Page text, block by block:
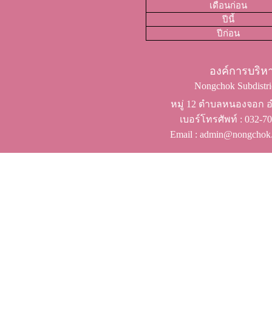
เดือนก่อน
ปีนี้
ปีก่อน
องค์การบริ
Nongchok
หมู่ 12 ตำบลหนองจอก
เบอร์โทรศัพท์ ​: 032-
Email :